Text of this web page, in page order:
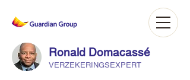
Ronald Domacassé
VERZEKERINGSEXPERT